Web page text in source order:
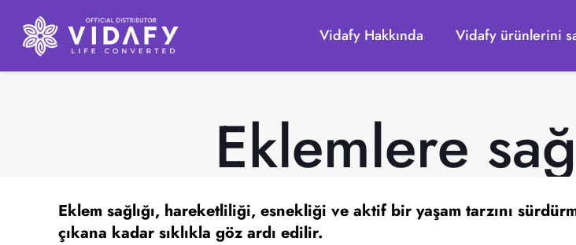
Vidafy Hakkında Vidafy ürünlerini
Eklemlere
Eklem sağlığı, hareketliliği, esnekliği ve aktif bir yaşam tarzını
çıkana kadar sıklıkla göz ardı edilir.